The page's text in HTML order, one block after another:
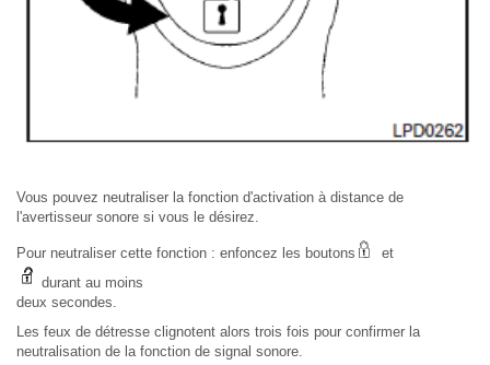
Vous pouvez neutraliser la fonction d'activation à distance de
l'avertisseur sonore si vous le désirez.
Pour neutraliser cette fonction : enfoncez les boutons
et
durant au moins
deux secondes.
Les feux de détresse clignotent alors trois fois pour confirmer la
neutralisation de la fonction de signal sonore.